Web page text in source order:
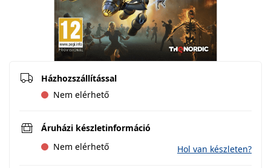
Házhozszállítással
Nem elérhető
Áruházi készletinformáció
Nem elérhető
Hol van készleten?